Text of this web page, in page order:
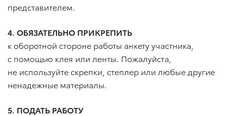
представителем.
4. ОБЯЗАТЕЛЬНО ПРИКРЕПИТЬ
к оборотной стороне работы анкету участника,
с помощью клея или ленты. Пожалуйста,
не используйте скрепки, степлер или любые другие
ненадежные материалы.
5. ПОДАТЬ РАБОТУ